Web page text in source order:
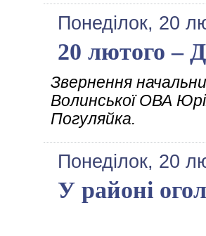
Понеділок, 20
20 лютого –
Звернення
Волинської ОВА
Погуляйка.
Понеділок, 20
У районі